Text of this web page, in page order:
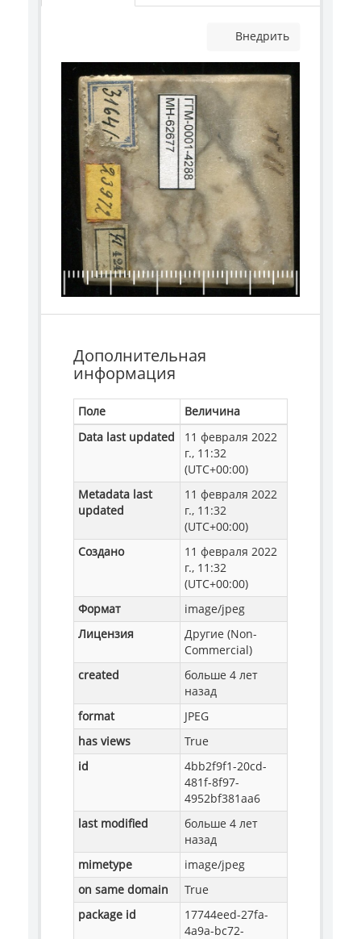
Внедрить
Дополнительная
информация
Поле
Величина
Data last updated
11 февраля 2022
г., 11:32
(UTC+00:00)
Metadata last
updated
11 февраля 2022
г., 11:32
(UTC+00:00)
Создано
11 февраля 2022
г., 11:32
(UTC+00:00)
Формат
image/jpeg
Лицензия
Другие (Non-
Commercial)
created
больше 4 лет
назад
format
JPEG
has views
True
id
4bb2f9f1-20cd-
481f-8f97-
4952bf381aa6
last modified
больше 4 лет
назад
mimetype
image/jpeg
on same domain
True
package id
17744eed-27fa-
4a9a-bc72-